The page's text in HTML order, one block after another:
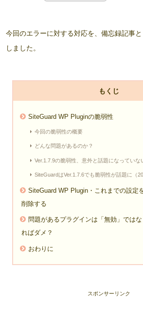
今回のエラーに対する対応を、備忘録記事
しました。
もくじ
SiteGuard WP Pluginの脆弱性
今回の脆弱性の概要
どんな問題があるのか？
Ver.1.7.9の脆弱性、意外と話題になっていな
SiteGuardはVer.1.7.6でも脆弱性が話題に（
SiteGuard WP Plugin・これまでの設定
削除する
問題があるプラグインは「無効」では
ればダメ？
おわりに
スポンサーリンク